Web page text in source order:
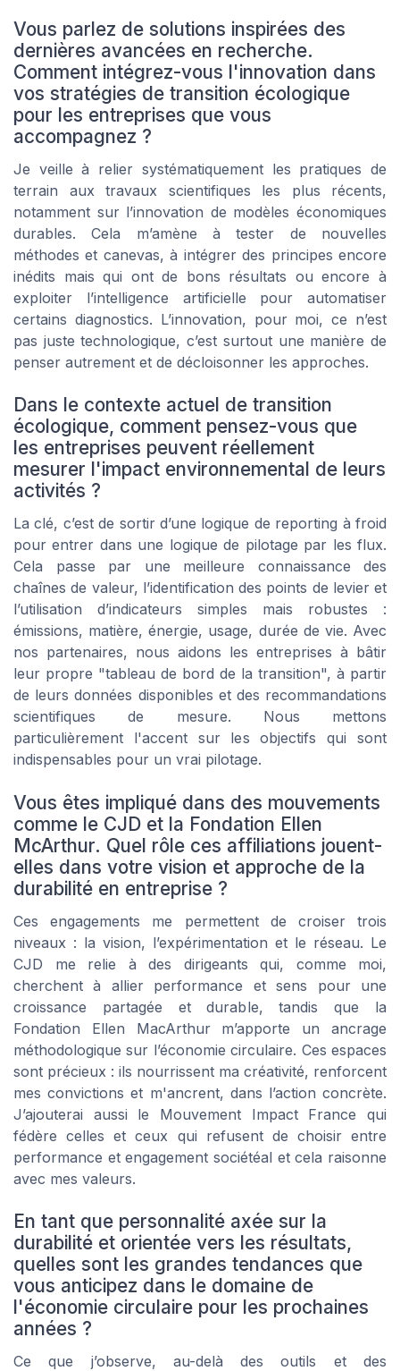
Vous parlez de solutions inspirées des
dernières avancées en recherche.
Comment intégrez-vous l'innovation dans
vos stratégies de transition écologique
pour les entreprises que vous
accompagnez ?
Je veille à relier systématiquement les pratiques de
terrain aux travaux scientifiques les plus récents,
notamment sur l’innovation de modèles économiques
durables. Cela m’amène à tester de nouvelles
méthodes et canevas, à intégrer des principes encore
inédits mais qui ont de bons résultats ou encore à
exploiter l’intelligence artificielle pour automatiser
certains diagnostics. L’innovation, pour moi, ce n’est
pas juste technologique, c’est surtout une manière de
penser autrement et de décloisonner les approches.
Dans le contexte actuel de transition
écologique, comment pensez-vous que
les entreprises peuvent réellement
mesurer l'impact environnemental de leurs
activités ?
La clé, c’est de sortir d’une logique de reporting à froid
pour entrer dans une logique de pilotage par les flux.
Cela passe par une meilleure connaissance des
chaînes de valeur, l’identification des points de levier et
l’utilisation d’indicateurs simples mais robustes :
émissions, matière, énergie, usage, durée de vie. Avec
nos partenaires, nous aidons les entreprises à bâtir
leur propre "tableau de bord de la transition", à partir
de leurs données disponibles et des recommandations
scientifiques de mesure. Nous mettons
particulièrement l'accent sur les objectifs qui sont
indispensables pour un vrai pilotage.
Vous êtes impliqué dans des mouvements
comme le CJD et la Fondation Ellen
McArthur. Quel rôle ces affiliations jouent-
elles dans votre vision et approche de la
durabilité en entreprise ?
Ces engagements me permettent de croiser trois
niveaux : la vision, l’expérimentation et le réseau. Le
CJD me relie à des dirigeants qui, comme moi,
cherchent à allier performance et sens pour une
croissance partagée et durable, tandis que la
Fondation Ellen MacArthur m’apporte un ancrage
méthodologique sur l’économie circulaire. Ces espaces
sont précieux : ils nourrissent ma créativité, renforcent
mes convictions et m'ancrent, dans l’action concrète.
J’ajouterai aussi le Mouvement Impact France qui
fédère celles et ceux qui refusent de choisir entre
performance et engagement sociétéal et cela raisonne
avec mes valeurs.
En tant que personnalité axée sur la
durabilité et orientée vers les résultats,
quelles sont les grandes tendances que
vous anticipez dans le domaine de
l'économie circulaire pour les prochaines
années ?
Ce que j’observe, au-delà des outils et des